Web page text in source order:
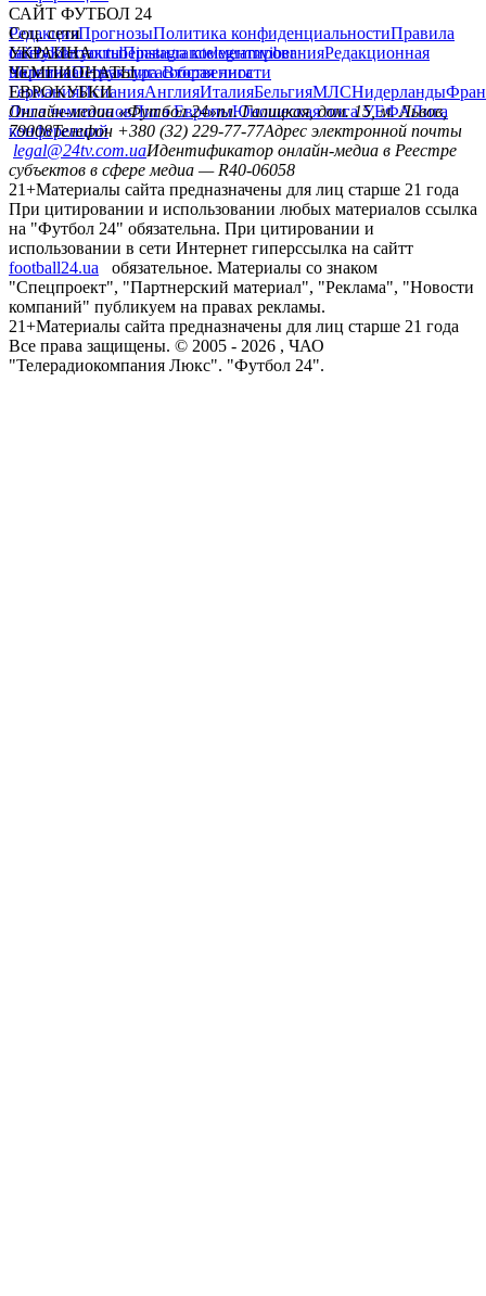
САЙТ ФУТБОЛ 24
РедакцияПрогнозыПолитика конфиденциальностиПравила
сайтуКонтактыПравила комментированияРедакционная
политикаСтруктура собственности
Соц. сети
facebookxyoutubeinstagramtelegramviber
УКРАИНА
УкраинаПервая лигаВторая лига
ЧЕМПИОНАТЫ
ГерманияИспанияАнглияИталияБельгияМЛСНидерланды
ЕВРОКУБКИ
Лига чемпионовЛига ЕвропыЮношеская лига УЕФАЛига
конференций
Онлайн-медиа «Футбол 24»пл. Галицкая, дом. 15, м. Львов,
79008Телефон +380 (32) 229-77-77Адрес электронной почты
legal@24tv.com.uaИдентификатор онлайн-медиа в Реестре
субъектов в сфере медиа — R40-06058
21+Материалы сайта предназначены для лиц старше 21 года
При цитировании и использовании любых материалов ссылка
на "Футбол 24" обязательна. При цитировании и
использовании в сети Интернет гиперссылка на сайтт
football24.ua
обязательное. Материалы со знаком
"Спецпроект", "Партнерский материал", "Реклама", "Новости
компаний" публикуем на правах рекламы.
21+Материалы сайта предназначены для лиц старше 21 года
Все права защищены. © 2005 - 2026 , ЧАО
"Телерадиокомпания Люкс". "Футбол 24".